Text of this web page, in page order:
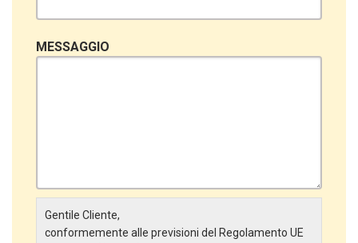
MESSAGGIO
Gentile Cliente,
conformemente alle previsioni del Regolamento UE